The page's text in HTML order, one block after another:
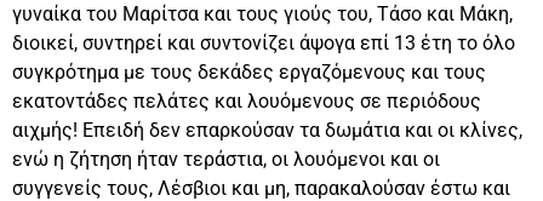
γυναίκα του Μαρίτσα και τους γιούς του, Τάσο και Μάκη,
διοικεί, συντηρεί και συντονίζει άψογα επί 13 έτη το όλο
συγκρότημα με τους δεκάδες εργαζόμενους και τους
εκατοντάδες πελάτες και λουόμενους σε περιόδους
αιχμής! Επειδή δεν επαρκούσαν τα δωμάτια και οι κλίνες,
ενώ η ζήτηση ήταν τεράστια, οι λουόμενοι και οι
συγγενείς τους, Λέσβιοι και μη, παρακαλούσαν έστω και